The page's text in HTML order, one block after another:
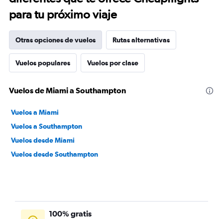
para tu próximo viaje
Otras opciones de vuelos Rutas alternativas
Vuelos populares Vuelos por clase
Vuelos de Miami a Southampton
Vuelos a Miami
Vuelos a Southampton
Vuelos desde Miami
Vuelos desde Southampton
100% gratis